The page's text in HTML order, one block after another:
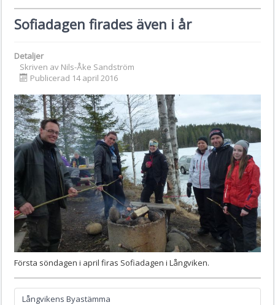
Sofiadagen firades även i år
Detaljer
Skriven av Nils-Åke Sandström
Publicerad 14 april 2016
Första söndagen i april firas Sofiadagen i Långviken.
Långvikens Byastämma